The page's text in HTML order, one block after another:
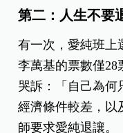
第二：人生不要
有一次，愛純班上
李萬基的票數僅28
哭訴：「自己為何
經濟條件較差，以
師要求愛純退讓。